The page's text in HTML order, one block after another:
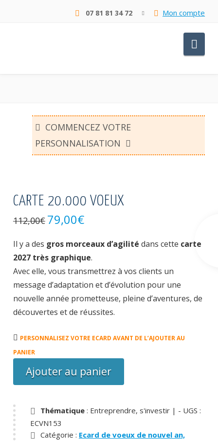
07 81 81 34 72 Mon compte
COMMENCEZ VOTRE
PERSONNALISATION
CARTE 20.000 VOEUX
112,00€ Le
prix
était :
112,00€.
79,00€Le
prix
est :
79,00€.
Il y a des gros morceaux d’agilité dans cette carte
2027 très graphique.
Avec elle, vous transmettrez à vos clients un
message d’adaptation et d’évolution pour une
nouvelle année prometteuse, pleine d’aventures, de
découvertes et de réussites.
quantité
de
20.000
PERSONNALISEZ VOTRE ECARD AVANT DE L’AJOUTER AU
PANIER
Ajouter au panier
Thématique: Entreprendre, s'investir | - UGS :
ECVN153
Catégorie : Ecard de voeux de nouvel an,